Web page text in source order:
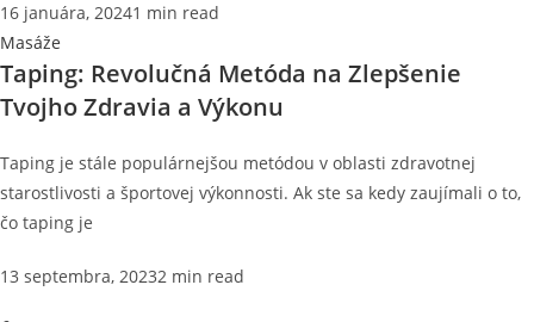
16 januára, 20241 min read
Masáže
Taping: Revolučná Metóda na Zlepšenie
Tvojho Zdravia a Výkonu
Taping je stále populárnejšou metódou v oblasti zdravotnej
starostlivosti a športovej výkonnosti. Ak ste sa kedy zaujímali o to,
čo taping je
13 septembra, 20232 min read